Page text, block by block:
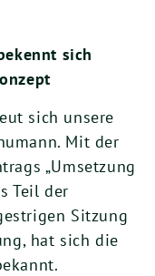
sich
sich unsere
Mit der
„Umsetzung
Teil der
Sitzung
hat sich die